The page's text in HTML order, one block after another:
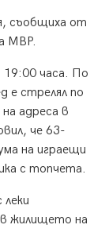
съобщиха от
МВР.
19:00 часа. По
е стрелял по
адреса в
че 63-
на играещи
с топчета.
жилището на